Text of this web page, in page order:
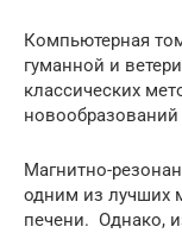
Компьютерная
гуманной и
классических
новообразований
Магнитно-
одним из лучших
печени. Однако,